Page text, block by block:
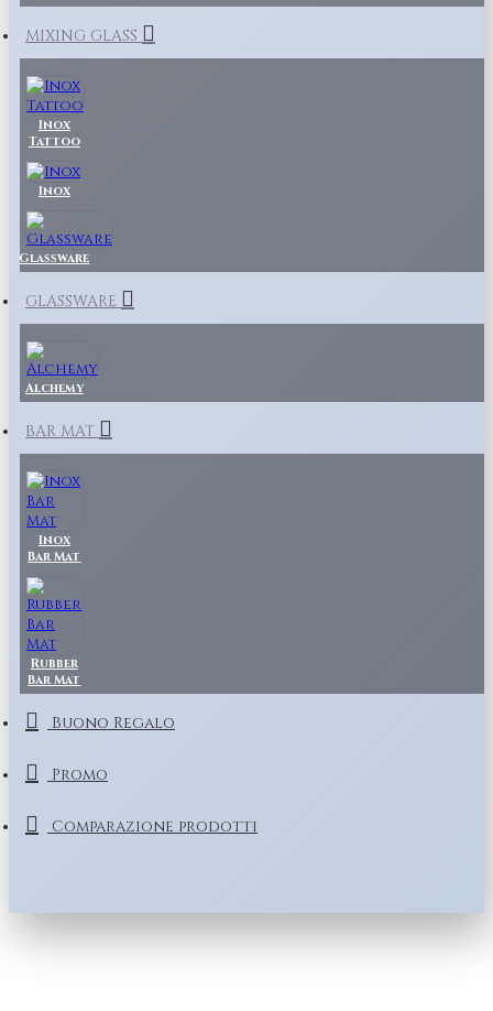
MIXING GLASS
Inox
Tattoo
Inox
Glassware
GLASSWARE
Alchemy
BAR MAT
Inox
Bar Mat
Rubber
Bar Mat
Buono Regalo
Promo
Comparazione prodotti